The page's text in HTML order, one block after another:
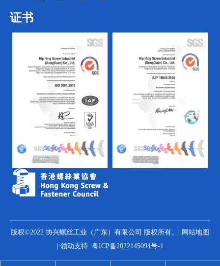
证书
版权©2022 协兴螺丝工业（广东）有限公司 版权所有。|
网站地图
领动支持 粤ICP备2022145094号-1